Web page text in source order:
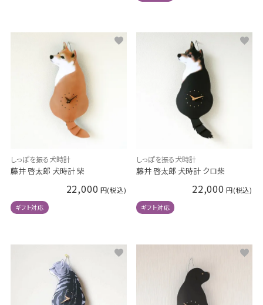
しっぽを振る犬時計
藤井 啓太郎 犬時計 柴
22,000
ギフト対応
しっぽを振る犬時計
藤井 啓太郎 犬時計 クロ柴
22,000
ギフト対応